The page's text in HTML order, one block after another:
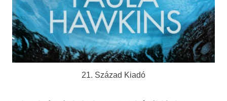
21. Század Kiadó